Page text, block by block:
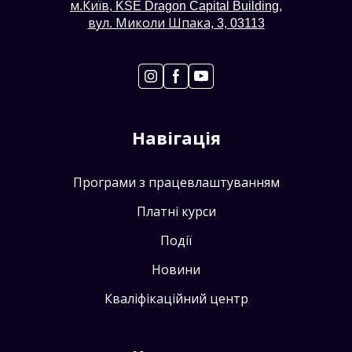
м.Київ, KSE Dragon Capital Building,
вул. Миколи Шпака, 3, 03113
Навігація
Програми з працевлаштуванням
Платні курси
Події
Новини
Кваліфікаційний центр